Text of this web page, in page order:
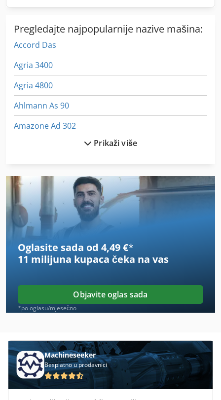
Pregledajte najpopularnije nazive mašina:
Accord Das
Agria 3400
Agria 4800
Ahlmann As 90
Amazone Ad 302
Amazone Dl 275
Amazone Zaf 804
Amazone Zaf 804 R
Auto
Kverneland Optima
Minimax Lab 300 Plus
On 06 Utovarivačem
Opti Dg 20
Optima
Optimas H 66
Prikaži više
Oglasite sada od 4,49 €*
11 milijuna kupaca čeka na vas
Objavite oglas sada
*po oglasu/mjesečno
Machineseeker
Besplatno u prodavnici